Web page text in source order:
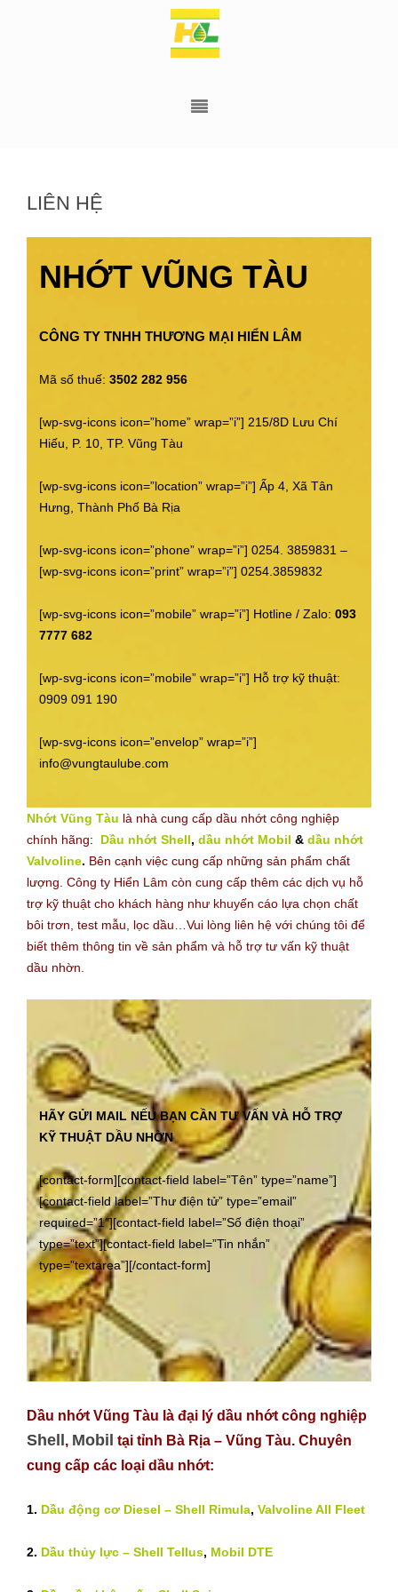
LIÊN HỆ
NHỚT VŨNG TÀU
CÔNG TY TNHH THƯƠNG MẠI HIỂN LÂM
Mã số thuế: 3502 282 956
[wp-svg-icons icon=”home” wrap=”i”] 215/8D Lưu Chí
Hiếu, P. 10, TP. Vũng Tàu
[wp-svg-icons icon=”location” wrap=”i”] Ấp 4, Xã Tân
Hưng, Thành Phố Bà Rịa
[wp-svg-icons icon=”phone” wrap=”i”] 0254. 3859831 –
[wp-svg-icons icon=”print” wrap=”i”] 0254.3859832
[wp-svg-icons icon=”mobile” wrap=”i”] Hotline / Zalo: 093
7777 682
[wp-svg-icons icon=”mobile” wrap=”i”] Hỗ trợ kỹ thuật:
0909 091 190
[wp-svg-icons icon=”envelop” wrap=”i”]
info@vungtaulube.com
Nhớt Vũng Tàu là nhà cung cấp dầu nhớt công nghiệp
chính hãng: Dầu nhớt Shell, dầu nhớt Mobil & dầu nhớt
Valvoline. Bên cạnh việc cung cấp những sản phẩm chất
lượng. Công ty Hiển Lâm còn cung cấp thêm các dịch vụ hỗ
trợ kỹ thuật cho khách hàng như khuyến cáo lựa chọn chất
bôi trơn, test mẫu, lọc dầu…Vui lòng liên hệ với chúng tôi để
biết thêm thông tin về sản phẩm và hỗ trợ tư vấn kỹ thuật
dầu nhờn.
HÃY GỬI MAIL NẾU BẠN CẦN TƯ VẤN VÀ HỖ TRỢ
KỸ THUẬT DẦU NHỜN
[contact-form][contact-field label=”Tên” type=”name”]
[contact-field label=”Thư điện tử” type=”email”
required=”1″][contact-field label=”Số điện thoại”
type=”text”][contact-field label=”Tin nhắn”
type=”textarea”][/contact-form]
Dầu nhớt Vũng Tàu là đại lý dầu nhớt công nghiệp
Shell , Mobil tại tỉnh Bà Rịa – Vũng Tàu. Chuyên
cung cấp các loại dầu nhớt:
1. Dầu động cơ Diesel – Shell Rimula, Valvoline All Fleet
2. Dầu thủy lực – Shell Tellus, Mobil DTE